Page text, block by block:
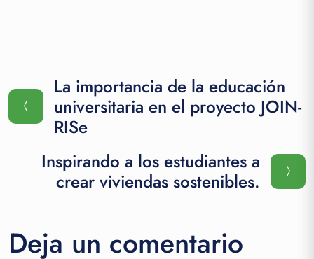
La importancia de la educación
universitaria en el proyecto JOIN-
RISe
Inspirando a los estudiantes a
crear viviendas sostenibles.
Deja un comentario